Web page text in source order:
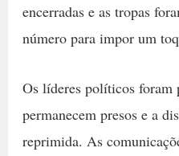
encerradas e as tropas
número para impor um
Os líderes políticos foram
permanecem presos e a
reprimida. As